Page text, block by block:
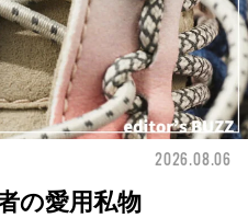
2026.08.06
の愛用私物